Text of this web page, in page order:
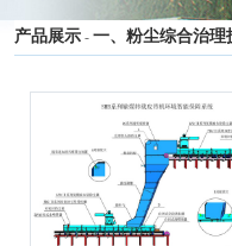
产品展示 - 一、粉尘综合治理